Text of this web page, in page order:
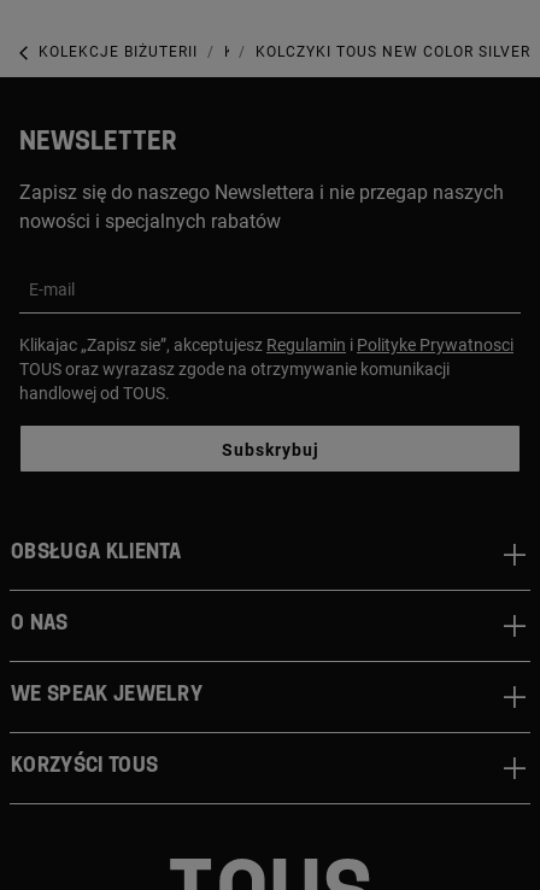
KOLEKCJE BIŻUTERII KOLEKCJA ICON COLOR KOLCZYKI TOUS NEW COLOR SILVER
NEWSLETTER
Zapisz się do naszego Newslettera i nie przegap naszych
nowości i specjalnych rabatów
E-mail
Klikajac „Zapisz sie”, akceptujesz Regulamin i Polityke Prywatnosci
TOUS oraz wyrazasz zgode na otrzymywanie komunikacji
handlowej od TOUS.
Subskrybuj
Obsługa klienta
O nas
We speak jewelry
Korzyści TOUS